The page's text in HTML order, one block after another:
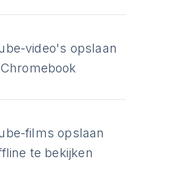
video's opslaan
films opslaan
te bekijken